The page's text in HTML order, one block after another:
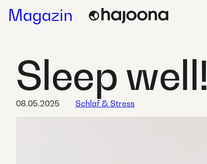
Magazin
Schlaf & Stress
Sleep well!
08.05.2025